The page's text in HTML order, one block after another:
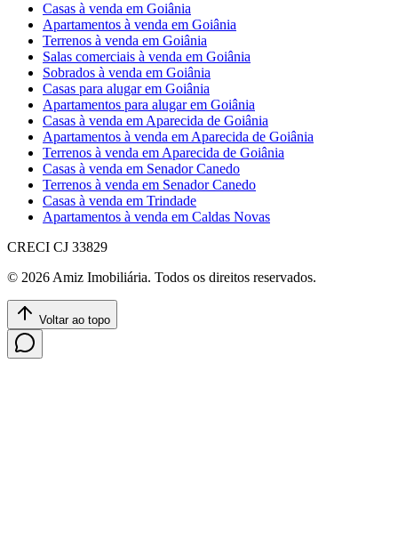
Casas à venda em Goiânia
Apartamentos à venda em Goiânia
Terrenos à venda em Goiânia
Salas comerciais à venda em Goiânia
Sobrados à venda em Goiânia
Casas para alugar em Goiânia
Apartamentos para alugar em Goiânia
Casas à venda em Aparecida de Goiânia
Apartamentos à venda em Aparecida de Goiânia
Terrenos à venda em Aparecida de Goiânia
Casas à venda em Senador Canedo
Terrenos à venda em Senador Canedo
Casas à venda em Trindade
Apartamentos à venda em Caldas Novas
CRECI CJ 33829
© 2026 Amiz Imobiliária. Todos os direitos reservados.
Voltar ao topo